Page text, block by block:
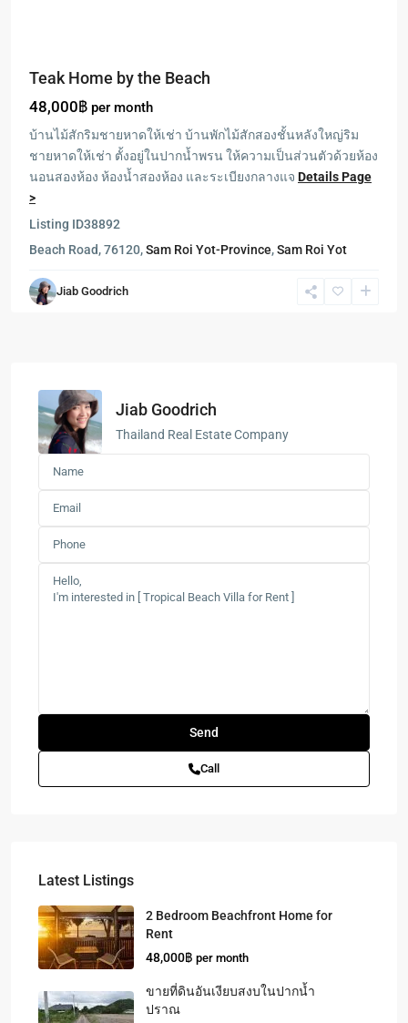
Teak Home by the Beach
48,000฿ per month
บ้านไม้สักริมชายหาดให้เช่า บ้านพักไม้สักสองชั้นหลังใหญ่ริม
ชายหาดให้เช่า ตั้งอยู่ในปากน้ำพรน ให้ความเป็นส่วนตัวด้วยห้อง
นอนสองห้อง ห้องน้ำสองห้อง และระเบียงกลางแจ Details Page
>
Listing ID38892
Beach Road, 76120,Sam Roi Yot-Province,Sam Roi Yot
Jiab Goodrich
Jiab Goodrich
Thailand Real Estate Company
Call
Latest Listings
2 Bedroom Beachfront Home for
Rent
48,000฿ per month
ขายที่ดินอันเงียบสงบในปากน้ำ
ปราณ